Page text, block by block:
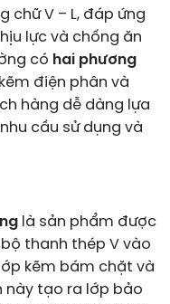
chữ V – L, đáp ứng
lực và chống ăn
có hai phương
điện phân và
hàng dễ dàng lựa
cầu sử dụng và
là sản phẩm được
thanh thép V vào
kẽm bám chặt và
này tạo ra lớp bảo